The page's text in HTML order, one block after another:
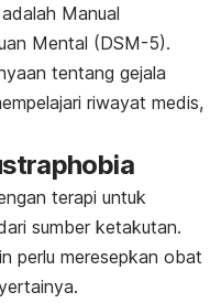
Manual
Mental (DSM-5).
tentang gejala
riwayat medis,
terapi untuk
sumber ketakutan.
perlu meresepkan obat